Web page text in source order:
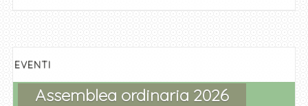
o
k
EVENTI
Assemblea ordinaria 2026